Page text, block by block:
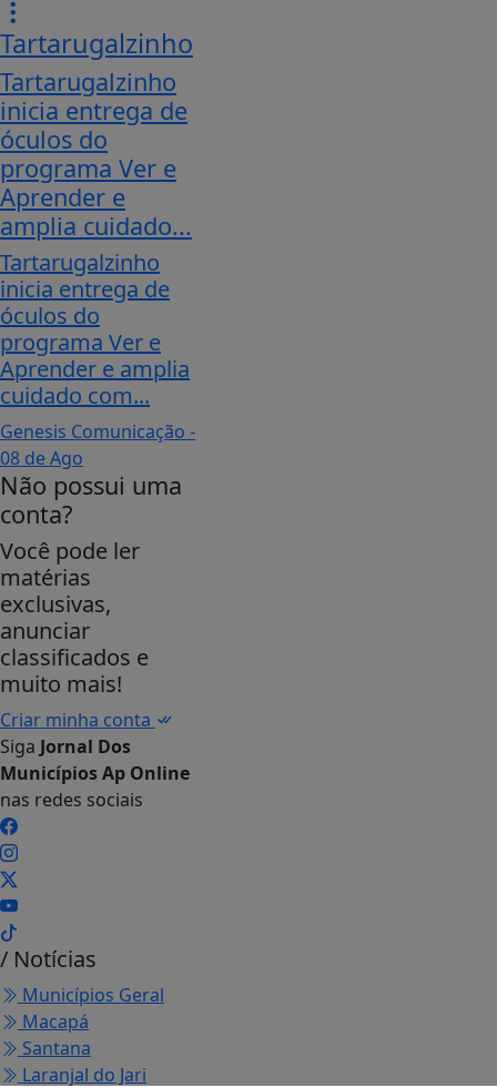
Tartarugalzinho
Tartarugalzinho
inicia entrega de
óculos do
programa Ver e
Aprender e
amplia cuidado...
Tartarugalzinho
inicia entrega de
óculos do
programa Ver e
Aprender e amplia
cuidado com...
Genesis Comunicação -
08 de Ago
Não possui uma
conta?
Você pode ler
matérias
exclusivas,
anunciar
classificados e
muito mais!
Criar minha conta
Siga Jornal Dos
Municípios Ap Online
nas redes sociais
/ Notícias
Municípios Geral
Macapá
Santana
Laranjal do Jari